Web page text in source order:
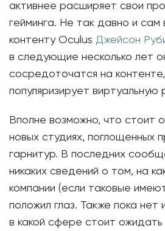
активнее расширяет свои
гейминга. Не так давно и
контенту Oculus Джейсон
в следующие несколько лет
сосредоточатся на
популяризирует виртуальную
Вполне возможно, что стоит
новых студиях, поглощенных
гарнитур. В последних
никаких сведений о том, на
компании (если таковые
положил глаз. Также пока
в какой сфере стоит ожидать